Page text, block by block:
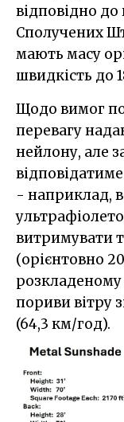
відповідно до
Сполучених
мають масу
швидкість до
Щодо вимог по
перевагу
нейлону, але
- наприклад,
витримувати
(орієнтовно
розкладеному
пориви вітру
(64,3 км/год).